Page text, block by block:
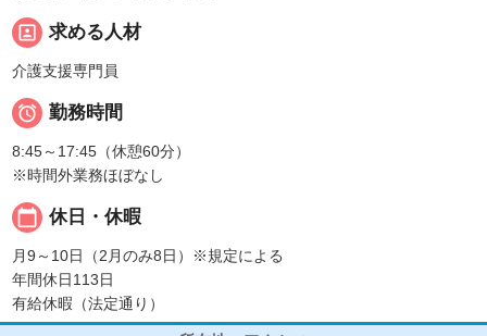
portrait 求める人材
介護支援専門員
 勤務時間
8:45～17:45（休憩60分）
※時間外業務ほぼなし
calendar_today 休日・休暇
月9～10日（2月のみ8日）※規定による
年間休日113日
有給休暇（法定通り）